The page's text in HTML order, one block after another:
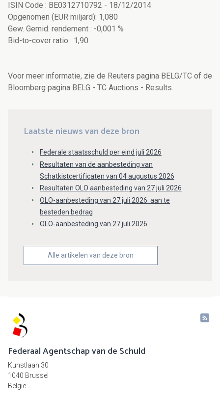
ISIN Code : BE0312710792 - 18/12/2014
Opgenomen (EUR miljard): 1,080
Gew. Gemid. rendement : -0,001 %
Bid-to-cover ratio : 1,90
Voor meer informatie, zie de Reuters pagina BELG/TC of de
Bloomberg pagina BELG - TC Auctions - Results.
Laatste nieuws van deze bron
Federale staatsschuld per eind juli 2026
Resultaten van de aanbesteding van
Schatkistcertificaten van 04 augustus 2026
Resultaten OLO aanbesteding van 27 juli 2026
OLO-aanbesteding van 27 juli 2026: aan te
besteden bedrag
OLO-aanbesteding van 27 juli 2026
Alle artikelen van deze bron
Federaal Agentschap van de Schuld
Kunstlaan 30
1040 Brussel
België